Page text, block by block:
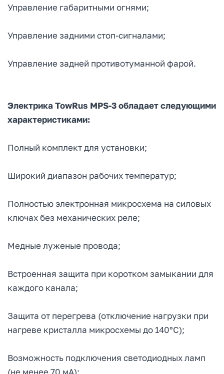
Управление габаритными огнями;
Управление задними стоп-сигналами;
Управление задней противотуманной фарой.
Электрика TowRus MPS-3 обладает следующими
характеристиками:
Полный комплект для установки;
Широкий диапазон рабочих температур;
Полностью электронная микросхема на силовых
ключах без механических реле;
Медные луженые провода;
Встроенная защита при коротком замыкании для
каждого канала;
Защита от перегрева (отключение нагрузки при
нагреве кристалла микросхемы до 140°C);
Возможность подключения светодиодных ламп
(не менее 70 мА);